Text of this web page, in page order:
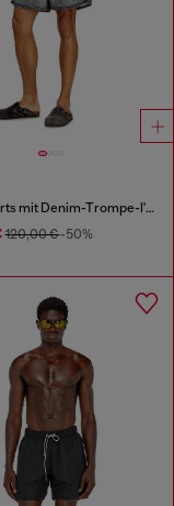
Badeshorts mit Denim-Trompe-l'œil-Print
120,00 €-50%